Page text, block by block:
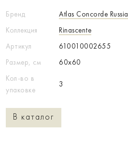
Бренд
Atlas Concorde Russia
Коллекция
Rinascente
Артикул
610010002655
Размер, см
60x60
Кол-во в
упаковке
3
В каталог